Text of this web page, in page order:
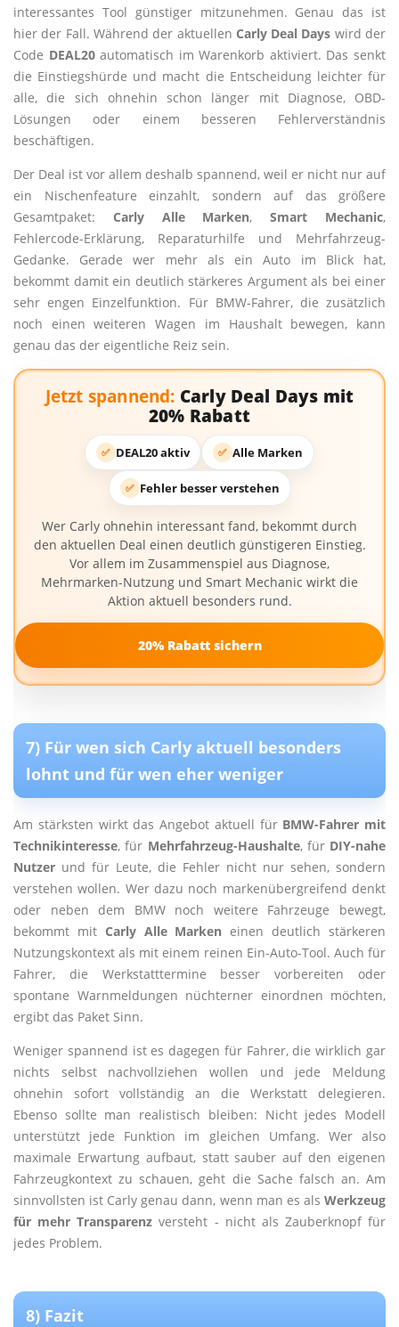
interessantes Tool günstiger mitzunehmen. Genau das ist
hier der Fall. Während der aktuellen Carly Deal Days wird der
Code DEAL20automatisch im Warenkorb aktiviert. Das senkt
die Einstiegshürde und macht die Entscheidung leichter für
alle, die sich ohnehin schon länger mit Diagnose, OBD-
Lösungen oder einem besseren Fehlerverständnis
beschäftigen.
Der Deal ist vor allem deshalb spannend, weil er nicht nur auf
ein Nischenfeature einzahlt, sondern auf das größere
Gesamtpaket: Carly Alle Marken,Smart Mechanic,
Fehlercode-Erklärung, Reparaturhilfe und Mehrfahrzeug-
Gedanke. Gerade wer mehr als ein Auto im Blick hat,
bekommt damit ein deutlich stärkeres Argument als bei einer
sehr engen Einzelfunktion. Für BMW-Fahrer, die zusätzlich
noch einen weiteren Wagen im Haushalt bewegen, kann
genau das der eigentliche Reiz sein.
Jetzt spannend: Carly Deal Days mit
20% Rabatt
✅ DEAL20 aktiv ✅ Alle Marken
✅ Fehler besser verstehen
Wer Carly ohnehin interessant fand, bekommt durch
den aktuellen Deal einen deutlich günstigeren Einstieg.
Vor allem im Zusammenspiel aus Diagnose,
Mehrmarken-Nutzung und Smart Mechanic wirkt die
Aktion aktuell besonders rund.
20% Rabatt sichern
7) Für wen sich Carly aktuell besonders
lohnt und für wen eher weniger
Am stärksten wirkt das Angebot aktuell für BMW-Fahrer mit
Technikinteresse, für Mehrfahrzeug-Haushalte, für DIY-nahe
Nutzer und für Leute, die Fehler nicht nur sehen, sondern
verstehen wollen. Wer dazu noch markenübergreifend denkt
oder neben dem BMW noch weitere Fahrzeuge bewegt,
bekommt mit Carly Alle Marken einen deutlich stärkeren
Nutzungskontext als mit einem reinen Ein-Auto-Tool. Auch für
Fahrer, die Werkstatttermine besser vorbereiten oder
spontane Warnmeldungen nüchterner einordnen möchten,
ergibt das Paket Sinn.
Weniger spannend ist es dagegen für Fahrer, die wirklich gar
nichts selbst nachvollziehen wollen und jede Meldung
ohnehin sofort vollständig an die Werkstatt delegieren.
Ebenso sollte man realistisch bleiben: Nicht jedes Modell
unterstützt jede Funktion im gleichen Umfang. Wer also
maximale Erwartung aufbaut, statt sauber auf den eigenen
Fahrzeugkontext zu schauen, geht die Sache falsch an. Am
sinnvollsten ist Carly genau dann, wenn man es als Werkzeug
für mehr Transparenz versteht - nicht als Zauberknopf für
jedes Problem.
8) Fazit